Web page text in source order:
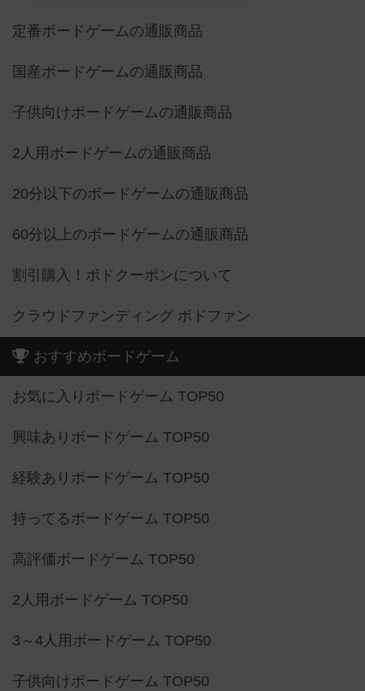
定番ボードゲームの通販商品
国産ボードゲームの通販商品
子供向けボードゲームの通販商品
2人用ボードゲームの通販商品
20分以下のボードゲームの通販商品
60分以上のボードゲームの通販商品
割引購入！ボドクーポンについて
クラウドファンディング ボドファン
おすすめボードゲーム
お気に入りボードゲーム TOP50
興味ありボードゲーム TOP50
経験ありボードゲーム TOP50
持ってるボードゲーム TOP50
高評価ボードゲーム TOP50
2人用ボードゲーム TOP50
3～4人用ボードゲーム TOP50
子供向けボードゲーム TOP50